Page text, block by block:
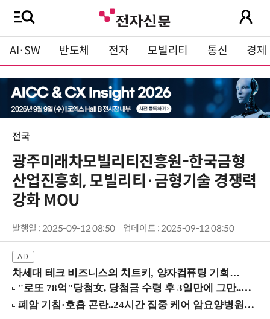
AI·SW 반도체 전자 모빌리티 통신 경제
전국
광주미래차모빌리티진흥원-한국금형
산업진흥회, 모빌리티·금형기술 경쟁력
강화 MOU
발행일 : 2025-09-12 08:50 업데이트 : 2025-09-12 08:50
차세대 테크 비즈니스의 치트키, 양자컴퓨팅 기회를 선점하라! (8/28 강남역)